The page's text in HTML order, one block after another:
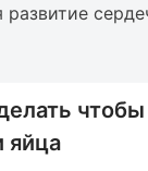
развитие
яйца